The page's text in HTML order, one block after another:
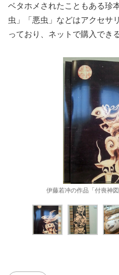
ベタホメされたこともある珍
虫」「悪虫」などはアクセサ
っており、ネットで購入できる
伊藤若冲の作品「付喪神